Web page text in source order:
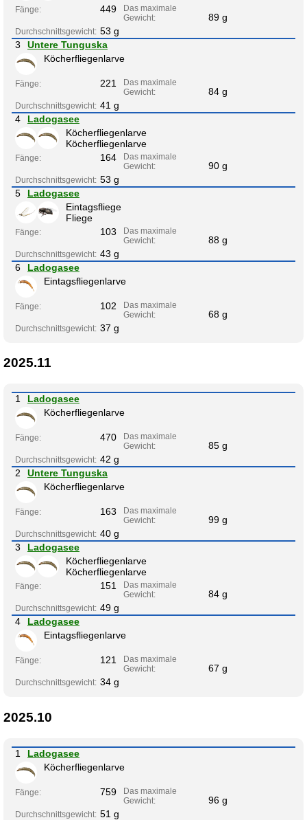
Fänge: 449
Das maximale
Gewicht:
89 g
Durchschnittsgewicht: 53 g
3
Untere Tunguska
Köcherfliegenlarve
Fänge: 221
Das maximale
Gewicht:
84 g
Durchschnittsgewicht: 41 g
4
Ladogasee
Köcherfliegenlarve
Köcherfliegenlarve
Fänge: 164
Das maximale
Gewicht:
90 g
Durchschnittsgewicht: 53 g
5
Ladogasee
Eintagsfliege
Fliege
Fänge: 103
Das maximale
Gewicht:
88 g
Durchschnittsgewicht: 43 g
6
Ladogasee
Eintagsfliegenlarve
Fänge: 102
Das maximale
Gewicht:
68 g
Durchschnittsgewicht: 37 g
2025.11
1
Ladogasee
Köcherfliegenlarve
Fänge: 470
Das maximale
Gewicht:
85 g
Durchschnittsgewicht: 42 g
2
Untere Tunguska
Köcherfliegenlarve
Fänge: 163
Das maximale
Gewicht:
99 g
Durchschnittsgewicht: 40 g
3
Ladogasee
Köcherfliegenlarve
Köcherfliegenlarve
Fänge: 151
Das maximale
Gewicht:
84 g
Durchschnittsgewicht: 49 g
4
Ladogasee
Eintagsfliegenlarve
Fänge: 121
Das maximale
Gewicht:
67 g
Durchschnittsgewicht: 34 g
2025.10
1
Ladogasee
Köcherfliegenlarve
Fänge: 759
Das maximale
Gewicht:
96 g
Durchschnittsgewicht: 51 g